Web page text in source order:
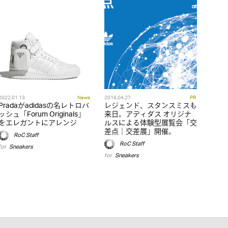
News
がadidasの名レトロバ
ッシュ「Forum Originals」
をエレガントにアレンジ
RoC Staff
Sneakers
2016.04.27 PR
レジェンド、スタンスミスも
来日。アディダス オリジナ
ルスによる体験型展覧会「交
差点｜交差展」開催。
RoC Staff
for Sneakers